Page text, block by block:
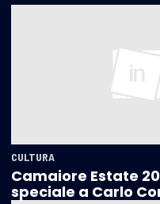
CULTURA
Camaiore Estate
speciale a Carlo